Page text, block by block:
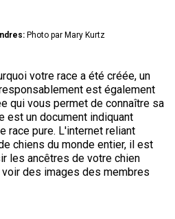
Photo par Mary Kurtz
votre race a été créée, un
est également
qui vous permet de connaître sa
est un document indiquant
race pure. L'internet reliant
chiens du monde entier, il est
les ancêtres de votre chien
des images des membres